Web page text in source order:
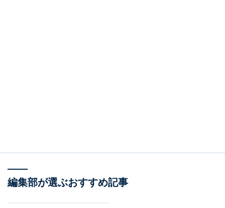
編集部が選ぶおすすめ記事